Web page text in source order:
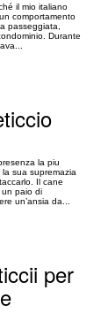
il mio italiano
comportamento
passeggiata,
Durante
la piu
sua supremazia
Il cane
un paio di
un’ansia da...
per